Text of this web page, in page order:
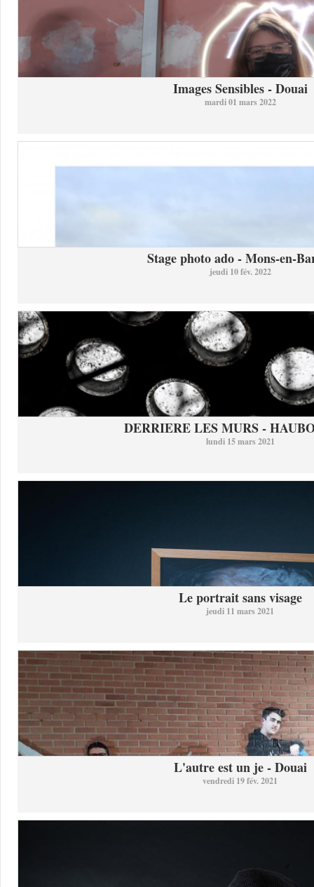
Images Sensibles - Douai
mardi 01 mars 2022
Stage photo ado - Mons-en-
jeudi 10 fév. 2022
DERRIERE LES MURS -
lundi 15 mars 2021
Le portrait sans visage
jeudi 11 mars 2021
L'autre est un je - Douai
vendredi 19 fév. 2021